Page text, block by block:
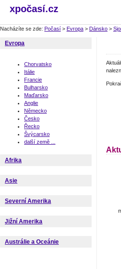
xpočasí.cz
Nacházíte se zde: Počasí > Evropa > Dánsko >
Evropa
Chorvatsko
Itálie
Francie
Bulharsko
Maďarsko
Anglie
Německo
Česko
Řecko
Švýcarsko
další země ...
Afrika
Asie
Severní Amerika
Jižní Amerika
Austrálie a Oceánie